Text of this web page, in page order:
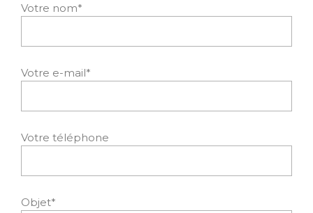
Votre nom*
Votre e-mail*
Votre téléphone
Objet*